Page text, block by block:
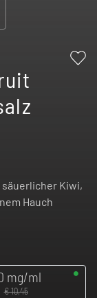
Kiwi,
Hauch
mg/ml
€ 10,45